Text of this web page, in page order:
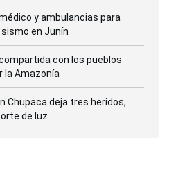
y ambulancias para
en Junín
con los pueblos
la Amazonía
Chupaca deja tres heridos,
de luz